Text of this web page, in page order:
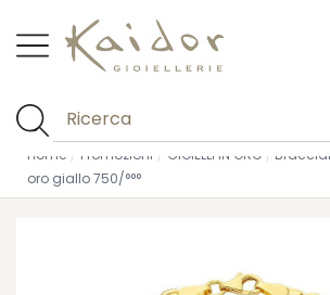
Home Promozioni GIOIELLI IN ORO
oro giallo 750/°°°